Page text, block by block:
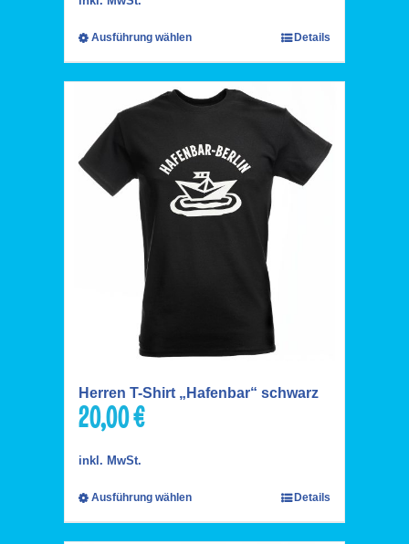
Ausführung wählen Details
Herren T-Shirt „Hafenbar“ schwarz
20,00€
inkl. MwSt.
Ausführung wählen Details